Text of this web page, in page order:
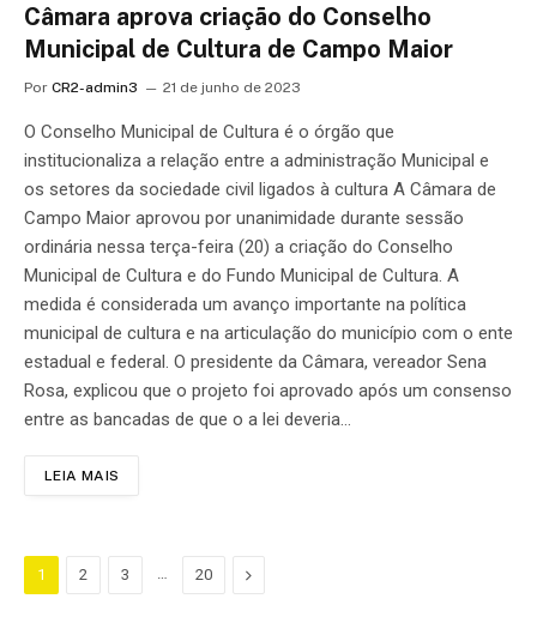
Câmara aprova criação do Conselho
Municipal de Cultura de Campo Maior
Por CR2-admin3 21 de junho de 2023
O Conselho Municipal de Cultura é o órgão que
institucionaliza a relação entre a administração Municipal e
os setores da sociedade civil ligados à cultura A Câmara de
Campo Maior aprovou por unanimidade durante sessão
ordinária nessa terça-feira (20) a criação do Conselho
Municipal de Cultura e do Fundo Municipal de Cultura. A
medida é considerada um avanço importante na política
municipal de cultura e na articulação do município com o ente
estadual e federal. O presidente da Câmara, vereador Sena
Rosa, explicou que o projeto foi aprovado após um consenso
entre as bancadas de que o a lei deveria…
LEIA MAIS
1 2 3 20 Proximo